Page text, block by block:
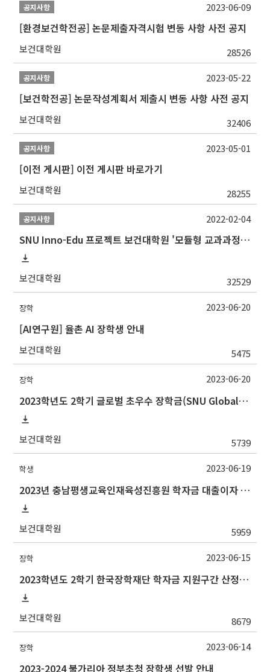
공지사항
[환경보건학전공] 논문제출자격시험 변동 사항 사전 공지
보건대학원 28526
2023-06-09
공지사항
[보건학전공] 논문작성계획서 제출시 변동 사항 사전 공지
보건대학원 32406
2023-05-22
공지사항
[이전 게시판] 이전 게시판 바로가기
보건대학원 28255
2023-05-01
공지사항
SNU Inno-Edu 프로젝트 보건대학원 '모듈형 교과과정' 안내(revised 2022/2/28)
보건대학원 32529
2022-02-04
장학
[AI연구원] 율촌 AI 장학생 안내
보건대학원 5475
2023-06-20
장학
2023학년도 2학기 글로벌 초우수 장학금(SNU Global Scholarship, GS) 신청 안내
보건대학원 5739
2023-06-20
학생
2023년 충남평생교육인재육성진흥원 학자금 대출이자 지원사업 안내
보건대학원 5959
2023-06-19
장학
2023학년도 2학기 한국장학재단 학자금 지원구간 산정 안내(장학소득증빙)
보건대학원 8679
2023-06-15
장학
2023-2024 불가리아 정부초청 장학생 선발 안내
2023-06-14